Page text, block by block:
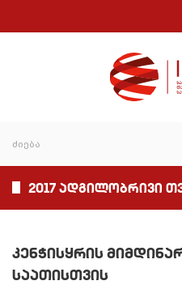
2017 ადგილობრივი
კენჭისყრის
საათისთვის